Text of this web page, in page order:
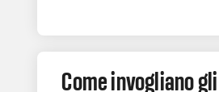
Come invogliano